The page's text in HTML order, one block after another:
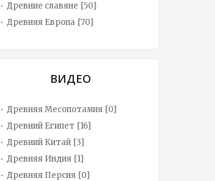
Древние славяне {50}
Древняя Европа {70}
ВИДЕО
Древняя Месопотамия {0}
Древний Египет {16}
Древний Китай {3}
Древняя Индия {1}
Древняя Персия {0}